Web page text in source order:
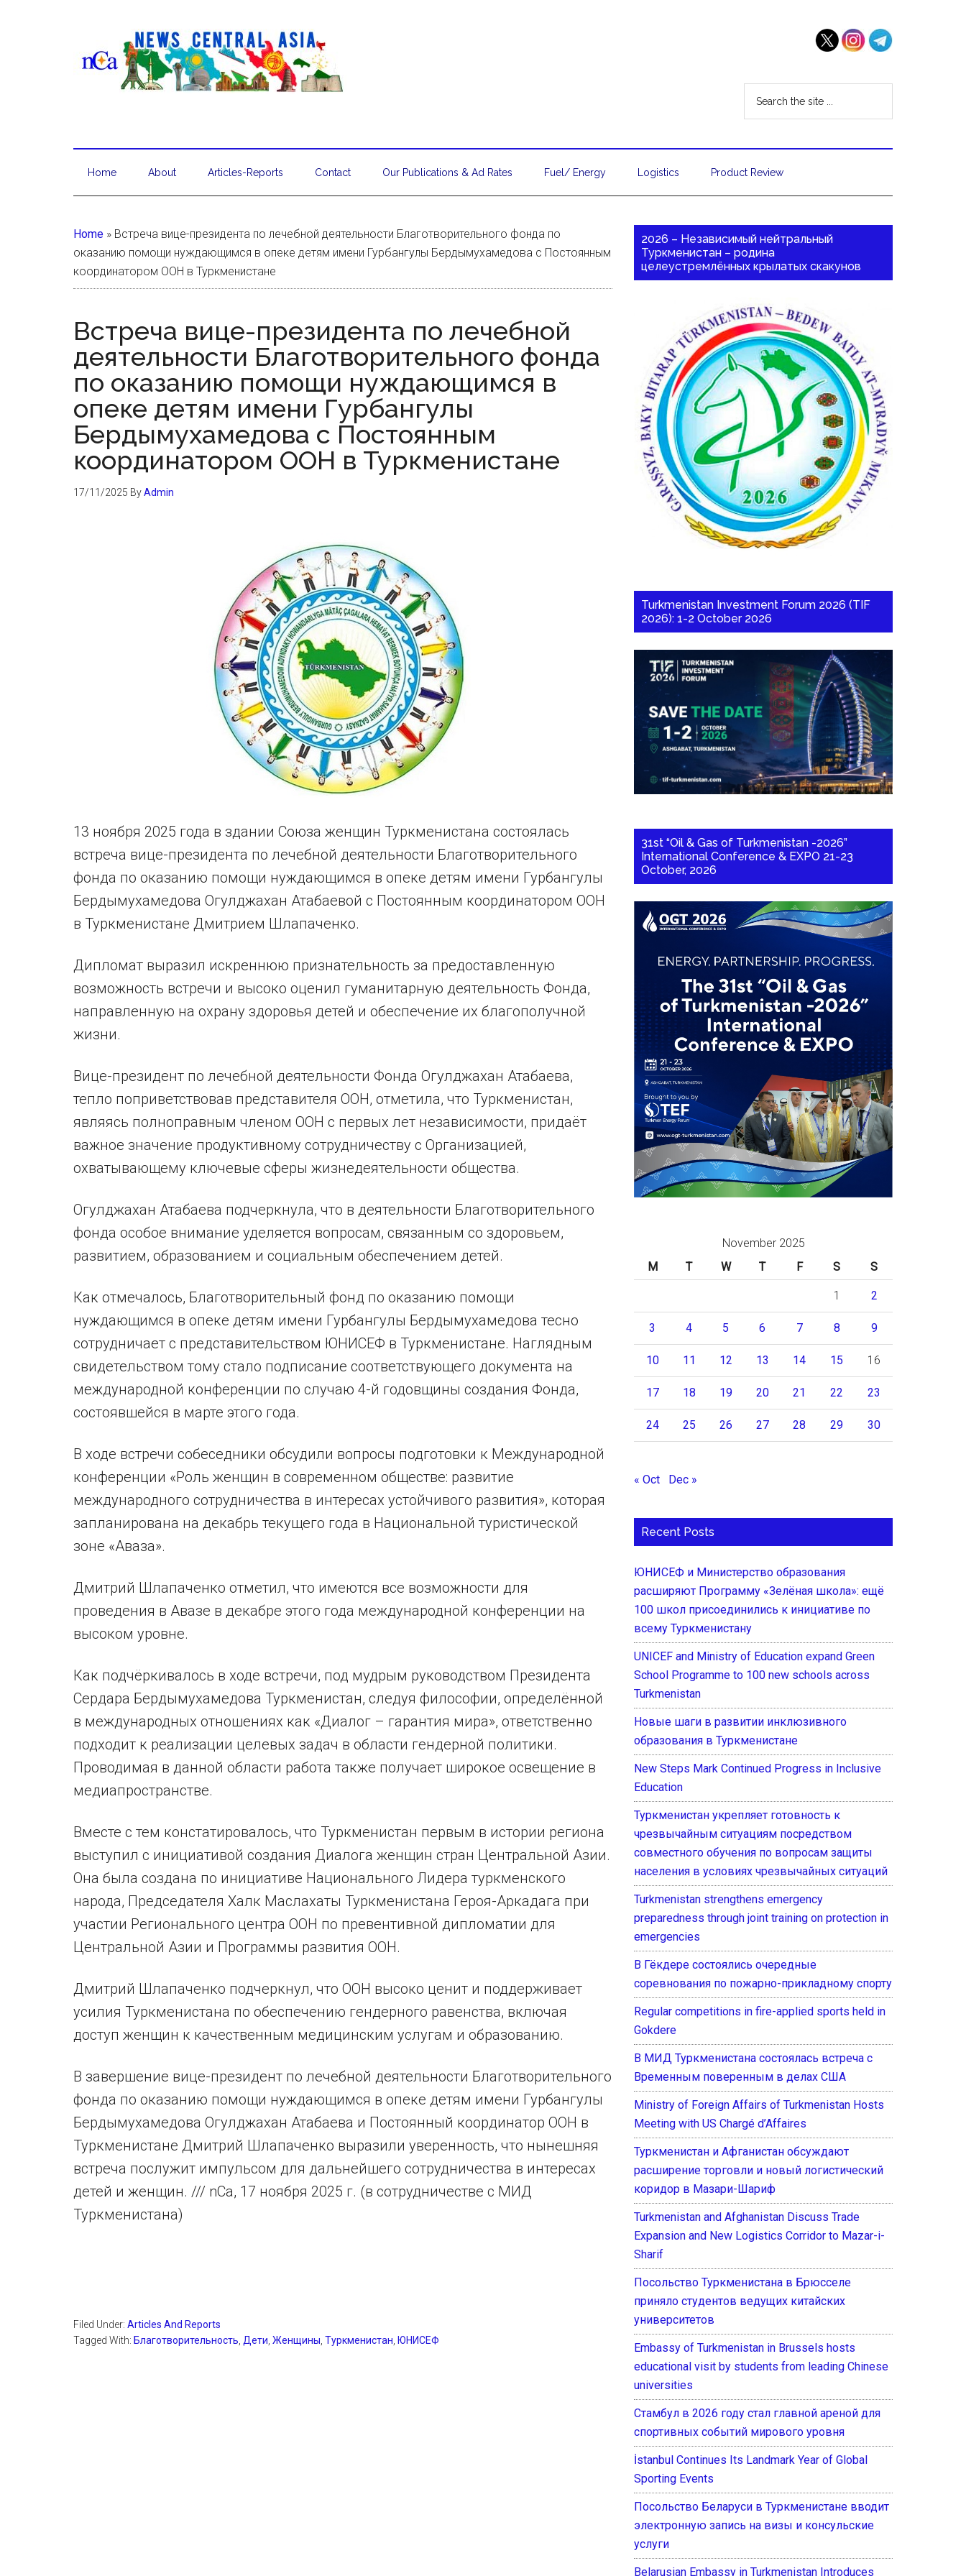
Home About Articles-Reports Contact Our Publications & Ad Rates Fuel/ Energy Logistics Product Review
Home » Встреча вице-президента по лечебной деятельности Благотворительного фонда по
оказанию помощи нуждающимся в опеке детям имени Гурбангулы Бердымухамедова с Постоянным
координатором ООН в Туркменистане
Встреча вице-президента по лечебной
деятельности Благотворительного фонда
по оказанию помощи нуждающимся в
опеке детям имени Гурбангулы
Бердымухамедова с Постоянным
координатором ООН в Туркменистане
17/11/2025 ByAdmin
13 ноября 2025 года в здании Союза женщин Туркменистана состоялась
встреча вице-президента по лечебной деятельности Благотворительного
фонда по оказанию помощи нуждающимся в опеке детям имени Гурбангулы
Бердымухамедова Огулджахан Атабаевой с Постоянным координатором ООН
в Туркменистане Дмитрием Шлапаченко.
Дипломат выразил искреннюю признательность за предоставленную
возможность встречи и высоко оценил гуманитарную деятельность Фонда,
направленную на охрану здоровья детей и обеспечение их благополучной
жизни.
Вице-президент по лечебной деятельности Фонда Огулджахан Атабаева,
тепло поприветствовав представителя ООН, отметила, что Туркменистан,
являясь полноправным членом ООН с первых лет независимости, придаёт
важное значение продуктивному сотрудничеству с Организацией,
охватывающему ключевые сферы жизнедеятельности общества.
Огулджахан Атабаева подчеркнула, что в деятельности Благотворительного
фонда особое внимание уделяется вопросам, связанным со здоровьем,
развитием, образованием и социальным обеспечением детей.
Как отмечалось, Благотворительный фонд по оказанию помощи
нуждающимся в опеке детям имени Гурбангулы Бердымухамедова тесно
сотрудничает с представительством ЮНИСЕФ в Туркменистане. Наглядным
свидетельством тому стало подписание соответствующего документа на
международной конференции по случаю 4-й годовщины создания Фонда,
состоявшейся в марте этого года.
В ходе встречи собеседники обсудили вопросы подготовки к Международной
конференции «Роль женщин в современном обществе: развитие
международного сотрудничества в интересах устойчивого развития», которая
запланирована на декабрь текущего года в Национальной туристической
зоне «Аваза».
Дмитрий Шлапаченко отметил, что имеются все возможности для
проведения в Авазе в декабре этого года международной конференции на
высоком уровне.
Как подчёркивалось в ходе встречи, под мудрым руководством Президента
Сердара Бердымухамедова Туркменистан, следуя философии, определённой
в международных отношениях как «Диалог – гарантия мира», ответственно
подходит к реализации целевых задач в области гендерной политики.
Проводимая в данной области работа также получает широкое освещение в
медиапространстве.
Вместе с тем констатировалось, что Туркменистан первым в истории региона
выступил с инициативой создания Диалога женщин стран Центральной Азии.
Она была создана по инициативе Национального Лидера туркменского
народа, Председателя Халк Маслахаты Туркменистана Героя-Аркадага при
участии Регионального центра ООН по превентивной дипломатии для
Центральной Азии и Программы развития ООН.
Дмитрий Шлапаченко подчеркнул, что ООН высоко ценит и поддерживает
усилия Туркменистана по обеспечению гендерного равенства, включая
доступ женщин к качественным медицинским услугам и образованию.
В завершение вице-президент по лечебной деятельности Благотворительного
фонда по оказанию помощи нуждающимся в опеке детям имени Гурбангулы
Бердымухамедова Огулджахан Атабаева и Постоянный координатор ООН в
Туркменистане Дмитрий Шлапаченко выразили уверенность, что нынешняя
встреча послужит импульсом для дальнейшего сотрудничества в интересах
детей и женщин. /// nCa, 17 ноября 2025 г. (в сотрудничестве с МИД
Туркменистана)
Filed Under: Articles And Reports
Tagged With: Благотворительность Дети Женщины Туркменистан ЮНИСЕФ
2026 – Независимый нейтральный
Туркменистан – родина
целеустремлённых крылатых скакунов
Turkmenistan Investment Forum 2026 (TIF
2026): 1-2 October 2026
31st “Oil & Gas of Turkmenistan -2026”
International Conference & EXPO 21-23
October, 2026
November 2025
M
T W T F S S
1 2
3 4 5 6 7 8 9
10 11 12 13 14 15 16
17 18 19 20 21 22 23
24 25 26 27 28 29 30
« Oct Dec »
Recent Posts
ЮНИСЕФ и Министерство образования
расширяют Программу «Зелёная школа»: ещё
100 школ присоединились к инициативе по
всему Туркменистану
UNICEF and Ministry of Education expand Green
School Programme to 100 new schools across
Turkmenistan
Новые шаги в развитии инклюзивного
образования в Туркменистане
New Steps Mark Continued Progress in Inclusive
Education
Туркменистан укрепляет готовность к
чрезвычайным ситуациям посредством
совместного обучения по вопросам защиты
населения в условиях чрезвычайных ситуаций
Turkmenistan strengthens emergency
preparedness through joint training on protection in
emergencies
В Гёкдере состоялись очередные
соревнования по пожарно-прикладному спорту
Regular competitions in fire-applied sports held in
Gokdere
В МИД Туркменистана состоялась встреча с
Временным поверенным в делах США
Ministry of Foreign Affairs of Turkmenistan Hosts
Meeting with US Chargé d’Affaires
Туркменистан и Афганистан обсуждают
расширение торговли и новый логистический
коридор в Мазари-Шариф
Turkmenistan and Afghanistan Discuss Trade
Expansion and New Logistics Corridor to Mazar-i-
Sharif
Посольство Туркменистана в Брюсселе
приняло студентов ведущих китайских
университетов
Embassy of Turkmenistan in Brussels hosts
educational visit by students from leading Chinese
universities
Стамбул в 2026 году стал главной ареной для
спортивных событий мирового уровня
İstanbul Continues Its Landmark Year of Global
Sporting Events
Посольство Беларуси в Туркменистане вводит
электронную запись на визы и консульские
услуги
Belarusian Embassy in Turkmenistan Introduces